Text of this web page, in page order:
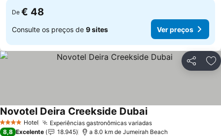
De € 48
Consulte os preços de 9 sites Ver preços
Partilhar
4 EstrelasHotel Experiências gastronômicas variadas
Novotel Deira Creekside Dubai
8,8 Excelente 18.945 a 8.0 km de Jumeirah Beach